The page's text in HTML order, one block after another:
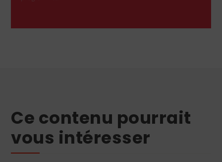
Ce contenu pourrait
vous intéresser